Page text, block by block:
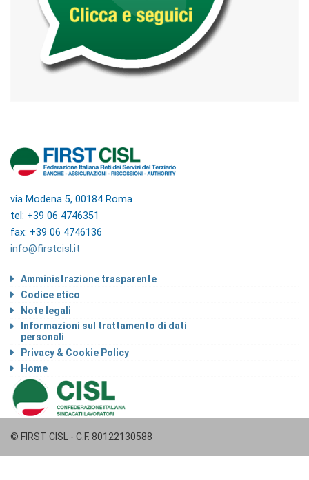
via Modena 5, 00184 Roma
tel: +39 06 4746351
fax: +39 06 4746136
info@firstcisl.it
Amministrazione trasparente
Codice etico
Note legali
Informazioni sul trattamento di dati
personali
Privacy & Cookie Policy
Home
© FIRST CISL - C.F. 80122130588